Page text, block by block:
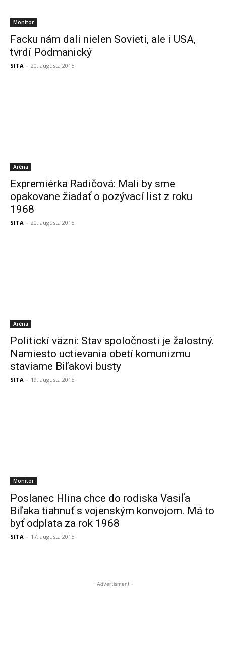
Monitor
Facku nám dali nielen Sovieti, ale i USA,
tvrdí Podmanický
SITA - 20. augusta 2015
Aréna
Expremiérka Radičová: Mali by sme
opakovane žiadať o pozývací list z roku
1968
SITA - 20. augusta 2015
Aréna
Politickí väzni: Stav spoločnosti je žalostný.
Namiesto uctievania obetí komunizmu
staviame Biľakovi busty
SITA - 19. augusta 2015
Monitor
Poslanec Hlina chce do rodiska Vasiľa
Biľaka tiahnuť s vojenským konvojom. Má to
byť odplata za rok 1968
SITA - 17. augusta 2015
- Advertisment -